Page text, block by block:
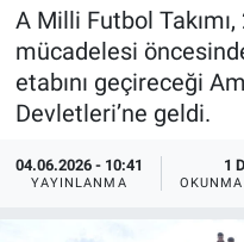
A Milli Futbol Takımı,
mücadelesi
etabını geçireceği
Devletleri’ne geldi.
04.06.2026 - 10:41
YAYINLANMA
1